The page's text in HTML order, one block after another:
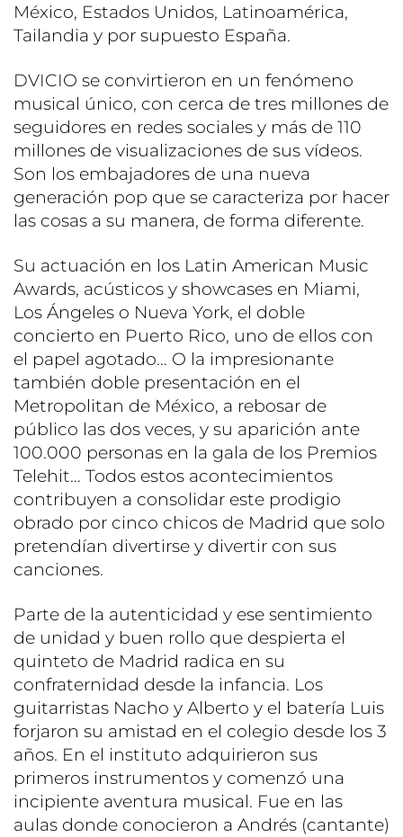
México, Estados Unidos, Latinoamérica,
Tailandia y por supuesto España.
DVICIO se convirtieron en un fenómeno
musical único, con cerca de tres millones de
seguidores en redes sociales y más de 110
millones de visualizaciones de sus vídeos.
Son los embajadores de una nueva
generación pop que se caracteriza por hacer
las cosas a su manera, de forma diferente.
Su actuación en los Latin American Music
Awards, acústicos y showcases en Miami,
Los Ángeles o Nueva York, el doble
concierto en Puerto Rico, uno de ellos con
el papel agotado… O la impresionante
también doble presentación en el
Metropolitan de México, a rebosar de
público las dos veces, y su aparición ante
100.000 personas en la gala de los Premios
Telehit… Todos estos acontecimientos
contribuyen a consolidar este prodigio
obrado por cinco chicos de Madrid que solo
pretendían divertirse y divertir con sus
canciones.
Parte de la autenticidad y ese sentimiento
de unidad y buen rollo que despierta el
quinteto de Madrid radica en su
confraternidad desde la infancia. Los
guitarristas Nacho y Alberto y el batería Luis
forjaron su amistad en el colegio desde los 3
años. En el instituto adquirieron sus
primeros instrumentos y comenzó una
incipiente aventura musical. Fue en las
aulas donde conocieron a Andrés (cantante)